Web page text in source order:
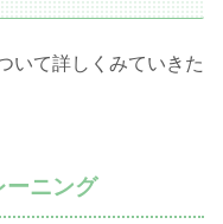
いて詳しくみていきた
ーニング